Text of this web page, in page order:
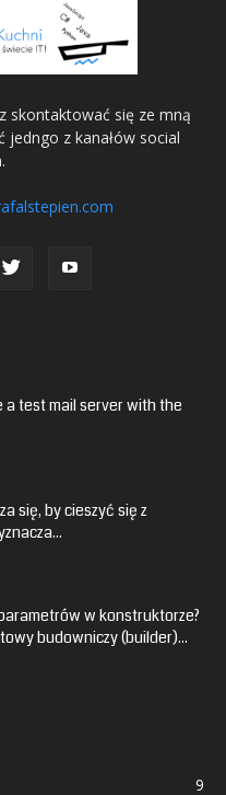
skontaktować się ze mną
jedngo z kanałów social
test mail server with the
się, by cieszyć się z
w konstruktorze?
budowniczy (builder)...
9